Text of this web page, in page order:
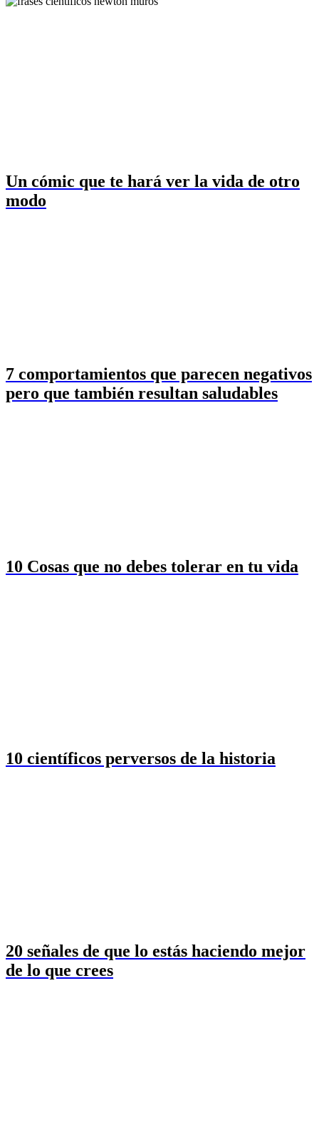
Un cómic que te hará ver la vida de otro
modo
7 comportamientos que parecen negativos
pero que también resultan saludables
10 Cosas que no debes tolerar en tu vida
10 científicos perversos de la historia
20 señales de que lo estás haciendo mejor
de lo que crees